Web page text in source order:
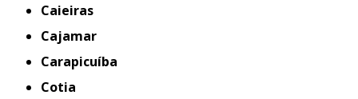
Caieiras
Cajamar
Carapicuíba
Cotia